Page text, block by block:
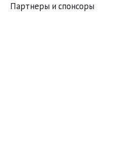
Партнеры и спонсоры